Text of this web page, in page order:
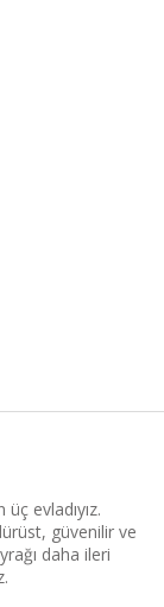
evladıyız.
güvenilir ve
daha ileri